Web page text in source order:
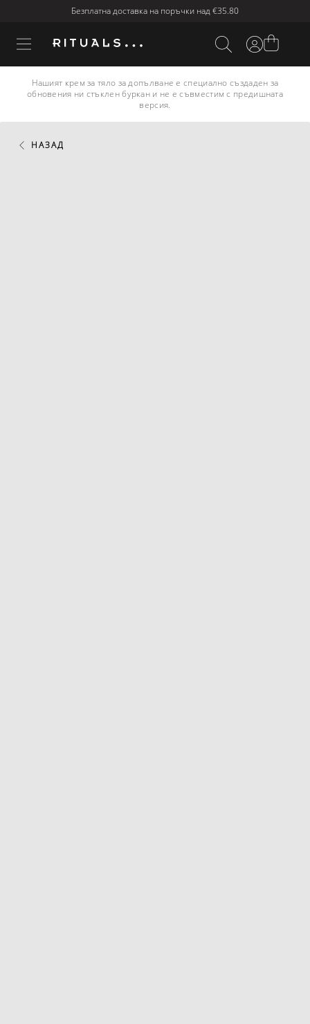
Безплатна доставка на поръчки над€35.80
Нашият крем за тяло за допълване е специално създаден за
обновения ни стъклен буркан и не е съвместим с предишната
версия.
НАЗАД